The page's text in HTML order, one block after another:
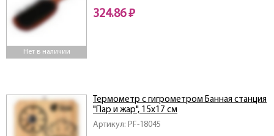
Нет в наличии
324.86 ₽
Артикул: PF-18045
Термометр с гигрометром Банная станция
"Пар и жар", 15х17 см